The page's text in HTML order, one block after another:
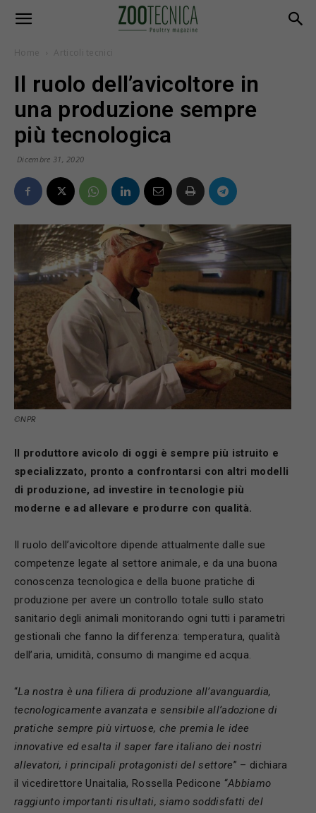
Home Articoli tecnici
Il ruolo dell’avicoltore in
una produzione sempre
più tecnologica
Dicembre 31, 2020
©NPR
Il produttore avicolo di oggi è sempre più istruito e
specializzato, pronto a confrontarsi con altri modelli
di produzione, ad investire in tecnologie più
moderne e ad allevare e produrre con qualità.
Il ruolo dell’avicoltore dipende attualmente dalle sue
competenze legate al settore animale, e da una buona
conoscenza tecnologica e della buone pratiche di
produzione per avere un controllo totale sullo stato
sanitario degli animali monitorando ogni tutti i parametri
gestionali che fanno la differenza: temperatura, qualità
dell’aria, umidità, consumo di mangime ed acqua.
“La nostra è una filiera di produzione all’avanguardia,
tecnologicamente avanzata e sensibile all’adozione di
pratiche sempre più virtuose, che premia le idee
innovative ed esalta il saper fare italiano dei nostri
allevatori, i principali protagonisti del settore” – dichiara
il vicedirettore Unaitalia, Rossella Pedicone “Abbiamo
raggiunto importanti risultati, siamo soddisfatti del